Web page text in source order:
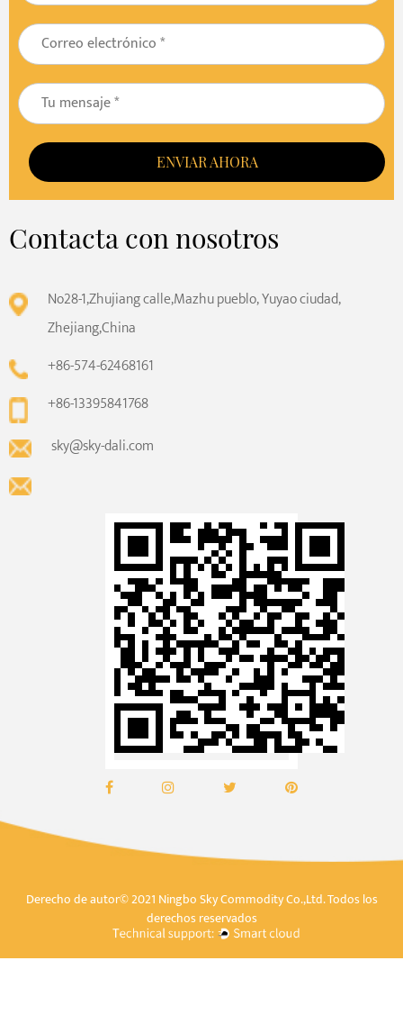
ENVIAR AHORA
Contacta con nosotros
No28-1,Zhujiang calle,Mazhu pueblo, Yuyao ciudad,
Zhejiang,China
+86-574-62468161
+86-13395841768
sky@sky-dali.com
Derecho de autor© 2021 Ningbo Sky Commodity Co.,Ltd. Todos los
derechos reservados